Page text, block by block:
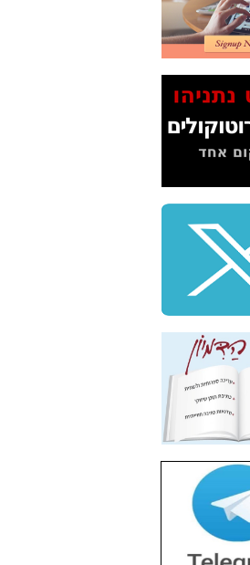
השר
-כאן
מסרסים
לציבור -
בסיליקון
(עד
משרד
- עד
בחקירה"?
השר
לא נחקר
כאן
של "תיק
אך בתחום
שלא
בעניין
נסבל) -